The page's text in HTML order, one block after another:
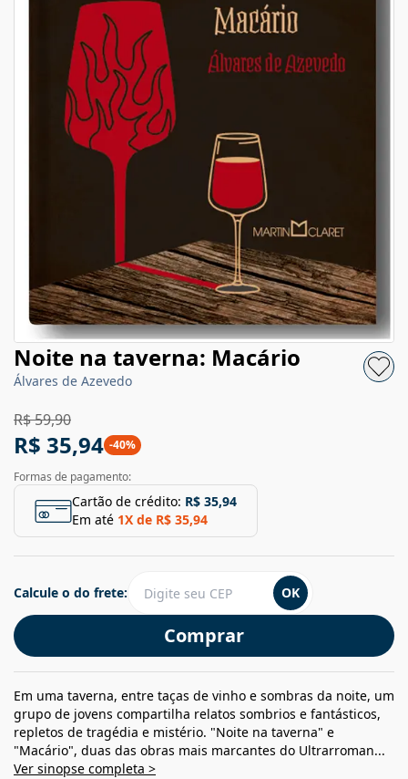
Noite na taverna: Macário
Álvares de Azevedo
R$ 59,90
R$ 35,94 -40%
Formas de pagamento:
Cartão de crédito: R$ 35,94
Em até 1X de R$ 35,94
Comprar
Calcule o do frete: OK
Em uma taverna, entre taças de vinho e sombras da noite, um
grupo de jovens compartilha relatos sombrios e fantásticos,
repletos de tragédia e mistério. "Noite na taverna" e
"Macário", duas das obras mais marcantes do Ultrarroman...
Ver sinopse completa >